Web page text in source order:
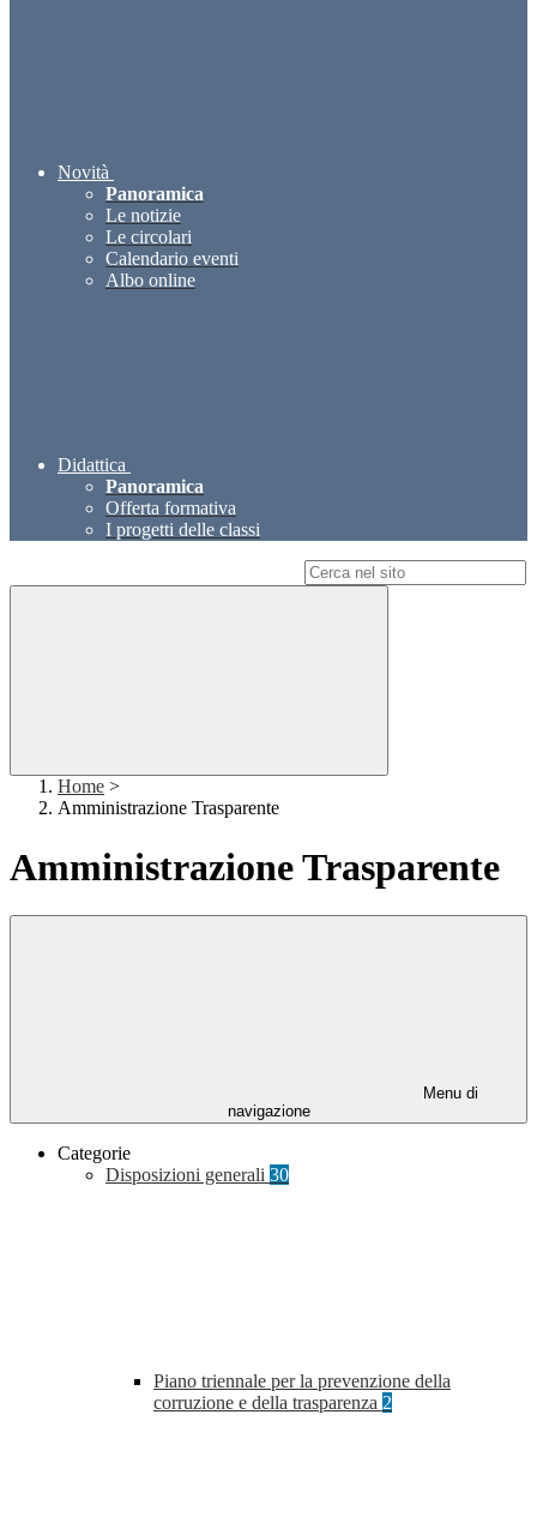
Novità
Panoramica
Le notizie
Le circolari
Calendario eventi
Albo online
Didattica
Panoramica
Offerta formativa
I progetti delle classi
Home >
Amministrazione Trasparente
Amministrazione Trasparente
Menu di
navigazione
Categorie
Disposizioni generali 30
Piano triennale per la prevenzione della
corruzione e della trasparenza 2